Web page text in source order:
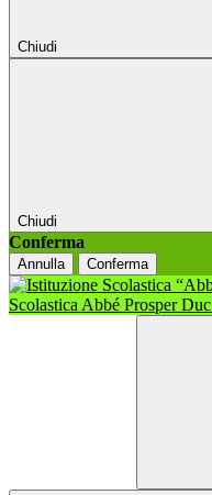
Chiudi
Chiudi
Conferma
Annulla Conferma
Scolastica Abbé Prosper Duc